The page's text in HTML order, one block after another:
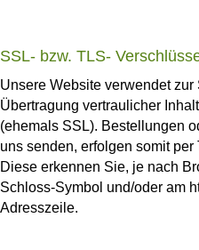
SSL- bzw. TLS-
Unsere Website verwendet
Übertragung vertraulicher
(ehemals SSL). Bestellungen
uns senden, erfolgen somit
Diese erkennen Sie, je nach
Schloss-Symbol und/oder am
Adresszeile.